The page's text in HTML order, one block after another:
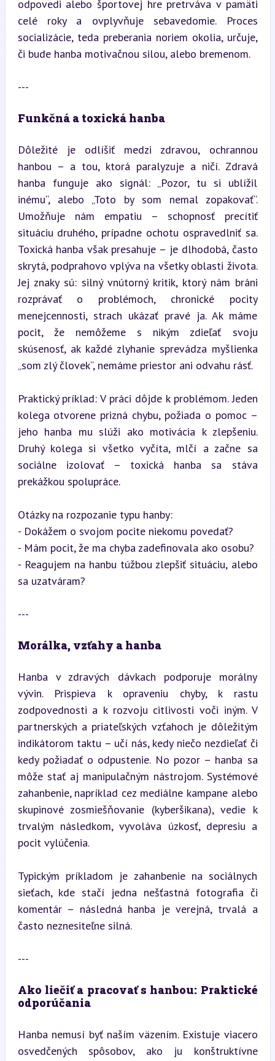
odpovedi alebo športovej hre pretrváva v pamäti
celé roky a ovplyvňuje sebavedomie. Proces
socializácie, teda preberania noriem okolia, určuje,
či bude hanba motivačnou silou, alebo bremenom.
---
Funkčná a toxická hanba
Dôležité je odlíšiť medzi zdravou, ochrannou
hanbou – a tou, ktorá paralyzuje a ničí. Zdravá
hanba funguje ako signál: „Pozor, tu si ublížil
inému“, alebo „Toto by som nemal zopakovať“.
Umožňuje nám empatiu – schopnosť precítiť
situáciu druhého, prípadne ochotu ospravedlniť sa.
Toxická hanba však presahuje – je dlhodobá, často
skrytá, podprahovo vplýva na všetky oblasti života.
Jej znaky sú: silný vnútorný kritik, ktorý nám bráni
rozprávať o problémoch, chronické pocity
menejcennosti, strach ukázať pravé ja. Ak máme
pocit, že nemôžeme s nikým zdieľať svoju
skúsenosť, ak každé zlyhanie sprevádza myšlienka
„som zlý človek“, nemáme priestor ani odvahu rásť.
Praktický príklad: V práci dôjde k problémom. Jeden
kolega otvorene prizná chybu, požiada o pomoc –
jeho hanba mu slúži ako motivácia k zlepšeniu.
Druhý kolega si všetko vyčíta, mlčí a začne sa
sociálne izolovať – toxická hanba sa stáva
prekážkou spolupráce.
Otázky na rozpozanie typu hanby:
- Dokážem o svojom pocite niekomu povedať?
- Mám pocit, že ma chyba zadefinovala ako osobu?
- Reagujem na hanbu túžbou zlepšiť situáciu, alebo
sa uzatváram?
---
Morálka, vzťahy a hanba
Hanba v zdravých dávkach podporuje morálny
vývin. Prispieva k opraveniu chyby, k rastu
zodpovednosti a k rozvoju citlivosti voči iným. V
partnerských a priateľských vzťahoch je dôležitým
indikátorom taktu – učí nás, kedy niečo nezdieľať či
kedy požiadať o odpustenie. No pozor – hanba sa
môže stať aj manipulačným nástrojom. Systémové
zahanbenie, napríklad cez mediálne kampane alebo
skupinové zosmiešňovanie (kyberšikana), vedie k
trvalým následkom, vyvoláva úzkosť, depresiu a
pocit vylúčenia.
Typickým príkladom je zahanbenie na sociálnych
sieťach, kde stačí jedna nešťastná fotografia či
komentár – následná hanba je verejná, trvalá a
často neznesiteľne silná.
---
Ako liečiť a pracovať s hanbou: Praktické
odporúčania
Hanba nemusí byť naším väzením. Existuje viacero
osvedčených spôsobov, ako ju konštruktívne